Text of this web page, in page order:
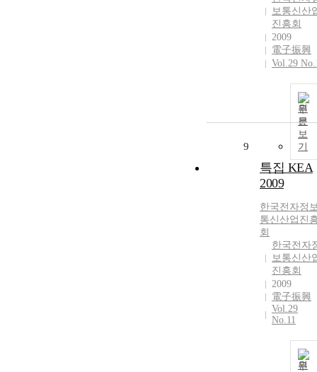
보통신산
진흥회
2009
電子振興
Vol.29
원
문
보
기
9
특집 KEA
2009
한국전자정
통신산업진
회
한국전자
보통신산
진흥회
2009
電子振興
Vol.29
No.11
원